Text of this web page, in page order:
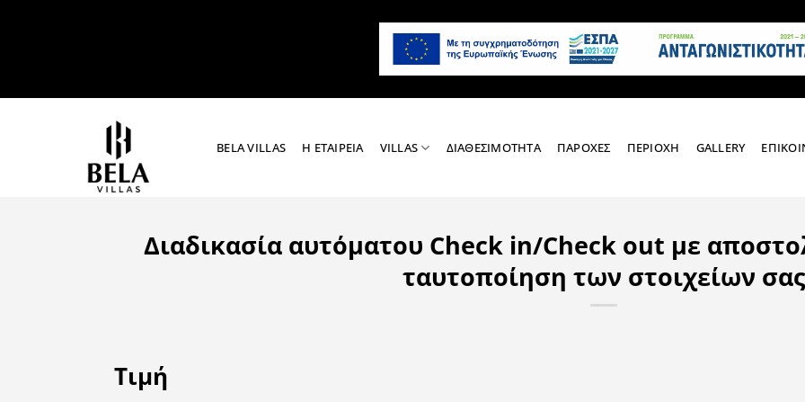
BELA VILLAS Η ΕΤΑΙΡΕΙΑ VILLAS ΔΙΑΘΕΣΙΜΟΤΗΤΑ ΠΑΡΟΧΕΣ ΠΕΡΙΟΧΗ GALLERY
Διαδικασία αυτόματου Check in/Check out με
ταυτοποίηση των στοιχείων σας
Τιμή